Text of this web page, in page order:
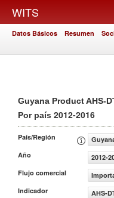
WITS
Datos Básicos Resumen
Guyana Product AHS-
Por país 2012-2016
País/Región
Año
2012-
Flujo comercial
Indicador
AHS-